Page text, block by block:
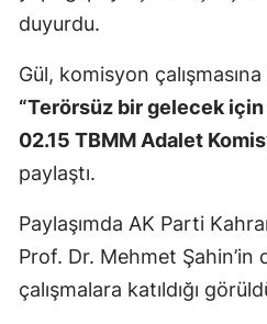
duyurdu.
Gül, komisyon
“Terörsüz bir gelecek için
02.15 TBMM Adalet
paylaştı.
Paylaşımda AK Parti
Prof. Dr. Mehmet Şahin’in
çalışmalara katıldığı